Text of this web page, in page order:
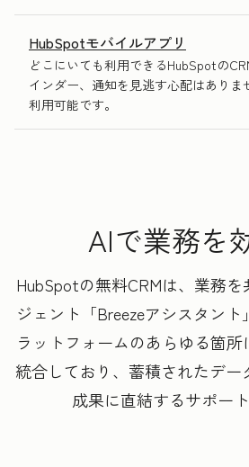
HubSpotモバイルアプリ
どこにいても利用できるHubSpotの
インダー、通知を見逃す心配はありま
利用可能です。
AIで業務を
HubSpotの無料CRMは、業務
ジェント「Breezeアシスタン
ラットフォームのあらゆる箇
統合しており、蓄積されたデー
成果に直結するサポート